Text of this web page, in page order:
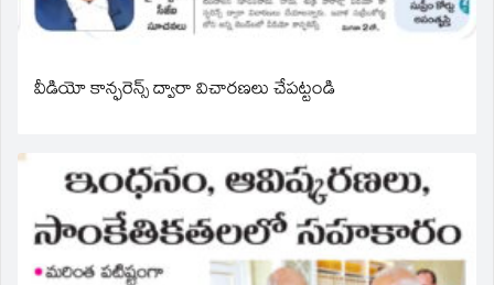
వీడియో కాన్ఫరెన్స్ ద్వారా విచారణలు చేపట్టండి